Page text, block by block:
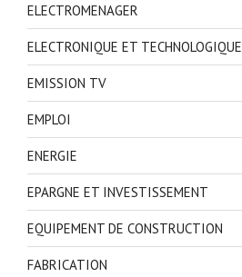
ELECTROMENAGER
ELECTRONIQUE ET TECHNOLOGIQUE
EMISSION TV
EMPLOI
ENERGIE
EPARGNE ET INVESTISSEMENT
EQUIPEMENT DE CONSTRUCTION
FABRICATION